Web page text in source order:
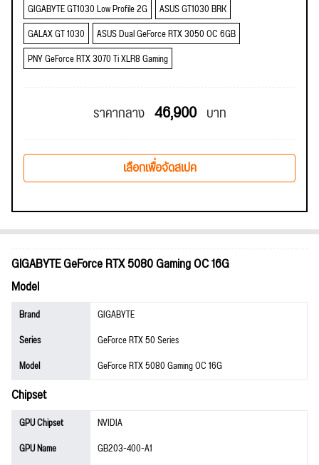
GIGABYTE GT1030 Low Profile 2G
ASUS GT1030 BRK
GALAX GT 1030
ASUS Dual GeForce RTX 3050 OC 6GB
PNY GeForce RTX 3070 Ti XLR8 Gaming
ราคากลาง 46,900 บาท
เลือกเพื่อจัดสเปค
GIGABYTE GeForce RTX 5080 Gaming OC 16G
Model
Brand
GIGABYTE
Series
GeForce RTX 50 Series
Model
GeForce RTX 5080 Gaming OC 16G
Chipset
GPU Chipset
NVIDIA
GPU Name
GB203-400-A1